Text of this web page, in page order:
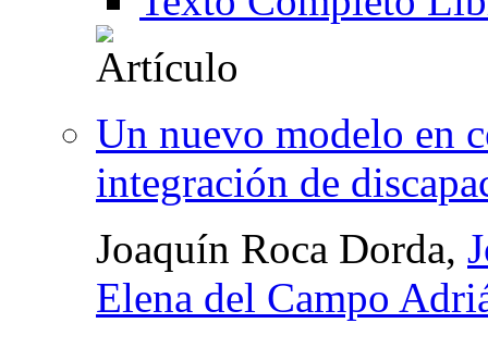
Un nuevo modelo en
integración de
Joaquín Roca Dorda,
Elena del Campo